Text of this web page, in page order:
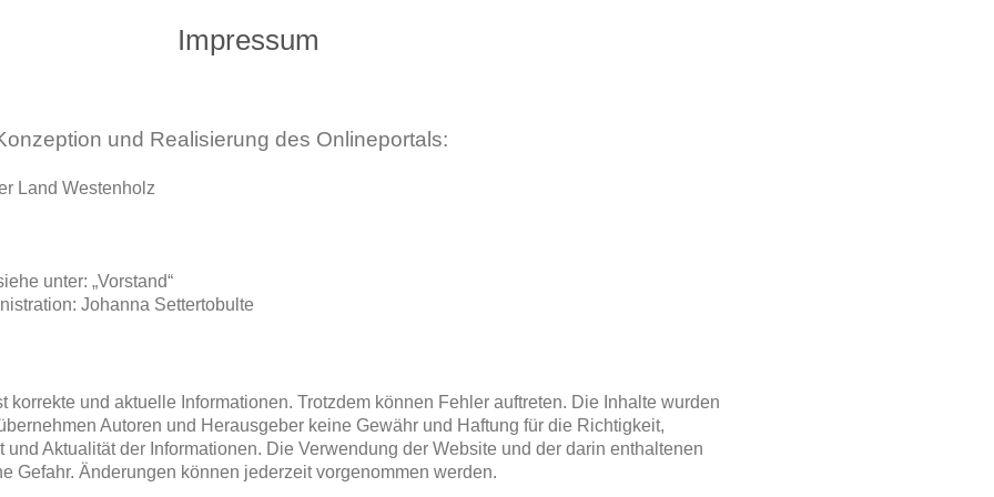
Impressum
und Realisierung des Onlineportals:
Land Westenholz
unter: „Vorstand“
Johanna Settertobulte
korrekte und aktuelle Informationen. Trotzdem können Fehler auftreten. Die Inhalte wurden
Autoren und Herausgeber keine Gewähr und Haftung für die Richtigkeit,
Aktualität der Informationen. Die Verwendung der Website und der darin enthaltenen
Gefahr. Änderungen können jederzeit vorgenommen werden.